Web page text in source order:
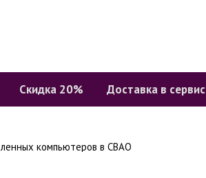
Скидка 20% Доставка в сервис
компьютеров в СВАО